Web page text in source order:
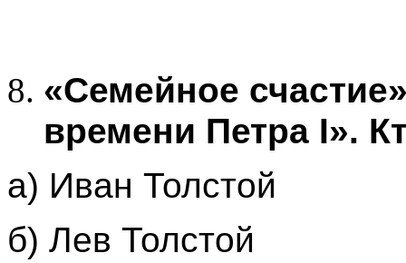
«Семейное
времени Петра I».
а) Иван Толстой
б) Лев Толстой